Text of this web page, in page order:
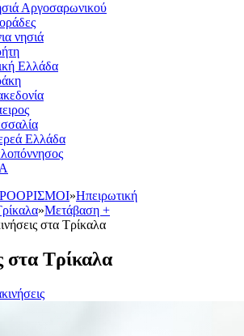
Αργοσαρωνικού
νησιά
Ελλάδα
Ελλάδα
»Ηπειρωτική
»Μετάβαση +
στα Τρίκαλα
στα Τρίκαλα